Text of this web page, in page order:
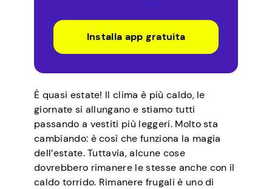
Installa app gratuita
È quasi estate! Il clima è più caldo, le
giornate si allungano e stiamo tutti
passando a vestiti più leggeri. Molto sta
cambiando: è così che funziona la magia
dell’estate. Tuttavia, alcune cose
dovrebbero rimanere le stesse anche con il
caldo torrido. Rimanere frugali è uno di